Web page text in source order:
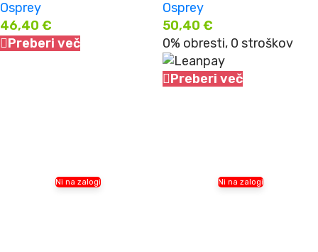
Osprey
46,40 €
Preberi več
Osprey
50,40 €
0% obresti, 0 stroškov
Preberi več
Ni na zalogi Ni na zalogi